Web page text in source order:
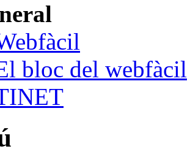
bloc del webfàcil